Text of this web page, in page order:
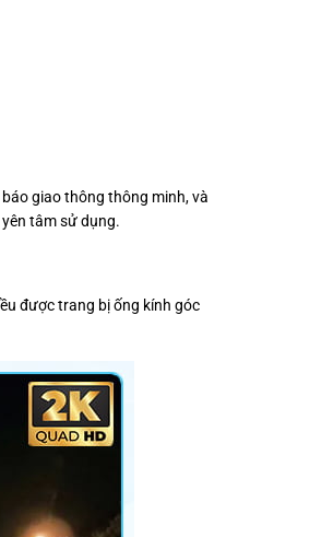
giao thông thông minh, và
tâm sử dụng.
được trang bị ống kính góc